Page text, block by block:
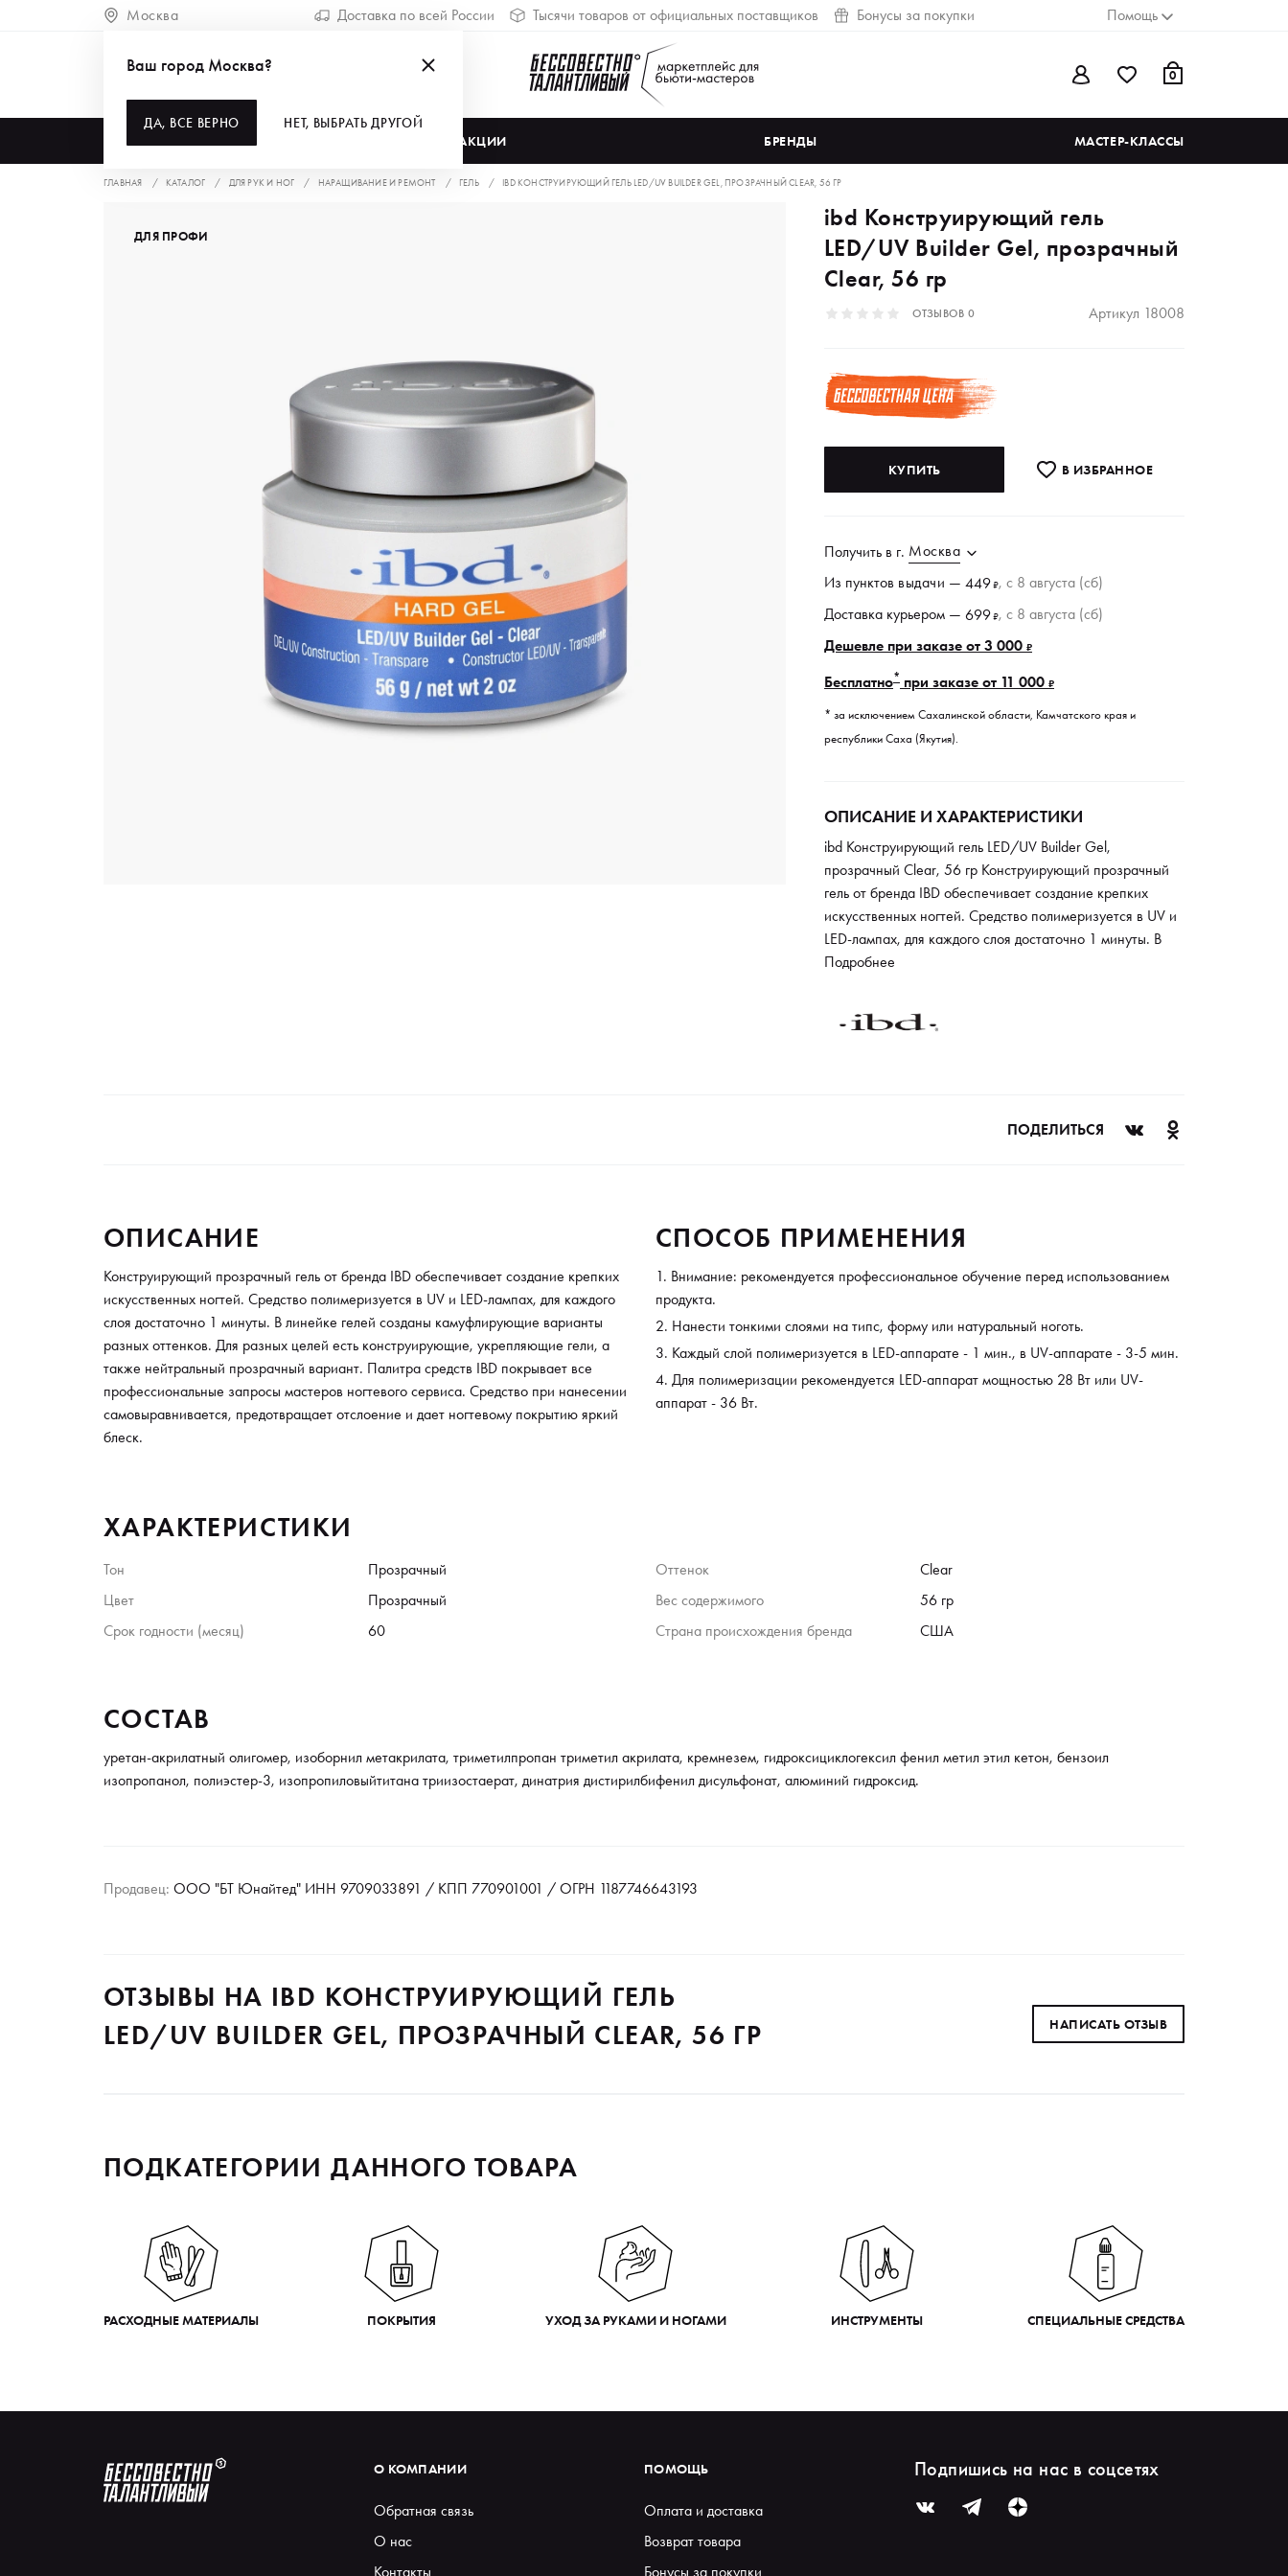
Москва Доставка по всей России Тысячи товаров от официальных поставщиков Бонусы за покупки Помощь
0
АКЦИИ БРЕНДЫ МАСТЕР-КЛАССЫ
Ваш город Москва?
ДА, ВСЕ ВЕРНО НЕТ, ВЫБРАТЬ ДРУГОЙ
ГЛАВНАЯ КАТАЛОГ ДЛЯ РУК И НОГ НАРАЩИВАНИЕ И РЕМОНТ ГЕЛЬ IBD КОНСТРУИРУЮЩИЙ ГЕЛЬ LED/UV BUILDER GEL, ПРОЗРАЧНЫЙ CLEAR, 56 ГР
ДЛЯ ПРОФИ
ibd Конструирующий гель
LED/UV Builder Gel, прозрачный
Clear, 56 гр
ОТЗЫВОВ 0 Артикул 18008
КУПИТЬ В ИЗБРАННОE
Получить в г. Москва
Из пунктов выдачи —449₽, c 8 августа (сб)
Доставка курьером —699₽, c 8 августа (сб)
Дешевле при заказе от 3 000₽
Бесплатно* при заказе от 11 000₽
* за исключением Сахалинской области, Камчатского края и
республики Саха (Якутия).
ОПИСАНИЕ И ХАРАКТЕРИСТИКИ
ibd Конструирующий гель LED/UV Builder Gel,
прозрачный Clear, 56 гр Конструирующий прозрачный
гель от бренда IBD обеспечивает создание крепких
искусственных ногтей. Средство полимеризуется в UV и
LED-лампах, для каждого слоя достаточно 1 минуты. В
линейке гелей созданы камуфлирующие варианты
конструирующие, укрепляющие гели, а также
нейтральный прозрачный вариант. Палитра средств IBD
ногтевому покрытию яркий блеск.
Подробнее
ПОДЕЛИТЬСЯ
ОПИСАНИЕ
Конструирующий прозрачный гель от бренда IBD обеспечивает создание крепких
искусственных ногтей. Средство полимеризуется в UV и LED-лампах, для каждого
слоя достаточно 1 минуты. В линейке гелей созданы камуфлирующие варианты
разных оттенков. Для разных целей есть конструирующие, укрепляющие гели, а
также нейтральный прозрачный вариант. Палитра средств IBD покрывает все
профессиональные запросы мастеров ногтевого сервиса. Средство при нанесении
самовыравнивается, предотвращает отслоение и дает ногтевому покрытию яркий
блеск.
СПОСОБ ПРИМЕНЕНИЯ
Внимание: рекомендуется профессиональное обучение перед использованием
продукта.
Нанести тонкими слоями на типс, форму или натуральный ноготь.
Каждый слой полимеризуется в LED-аппарате - 1 мин., в UV-аппарате - 3-5 мин.
Для полимеризации рекомендуется LED-аппарат мощностью 28 Вт или UV-
аппарат - 36 Вт.
ХАРАКТЕРИСТИКИ
Тон Прозрачный Оттенок
Clear
Цвет
Прозрачный Вес содержимого
56 гр
Срок годности (месяц)
60 Страна происхождения бренда США
СОСТАВ
уретан-акрилатный олигомер, изоборнил метакрилата, триметилпропан триметил акрилата, кремнезем, гидроксициклогексил фенил метил этил кетон, бензоил
изопропанол, полиэстер-3, изопропиловыйтитана триизостаерат, динатрия дистирилбифенил дисульфонат, алюминий гидроксид.
Продавец: ООО "БТ Юнайтед" ИНН 9709033891 / КПП 770901001 / ОГРН 1187746643193
ОТЗЫВЫ НА IBD КОНСТРУИРУЮЩИЙ ГЕЛЬ
LED/UV BUILDER GEL, ПРОЗРАЧНЫЙ CLEAR, 56 ГР
НАПИСАТЬ ОТЗЫВ
ПОДКАТЕГОРИИ ДАННОГО ТОВАРА
РАСХОДНЫЕ МАТЕРИАЛЫ ПОКРЫТИЯ УХОД ЗА РУКАМИ И НОГАМИ ИНСТРУМЕНТЫ СПЕЦИАЛЬНЫЕ СРЕДСТВА
О КОМПАНИИ
Обратная связь
О нас
Контакты
ПОМОЩЬ
Оплата и доставка
Возврат товара
Бонусы за покупки
Подпишись на нас в соцсетях